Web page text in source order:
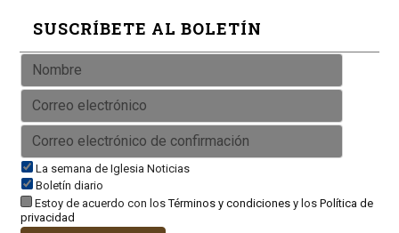
SUSCRÍBETE AL BOLETÍN
La semana de Iglesia Noticias
Boletín diario
Estoy de acuerdo con losTérminos y condicionesy los Política de
privacidad